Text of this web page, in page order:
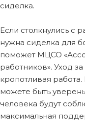
сиделка.
Если столкнулись с
нужна сиделка для
поможет МЦСО
работников». Уход
кропотливая
можете быть
человека будут
максимальная